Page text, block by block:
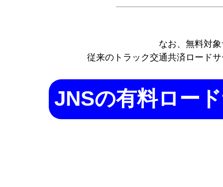
なお、無料対
従来のトラック交通共済ロード
JNSの有料ロー